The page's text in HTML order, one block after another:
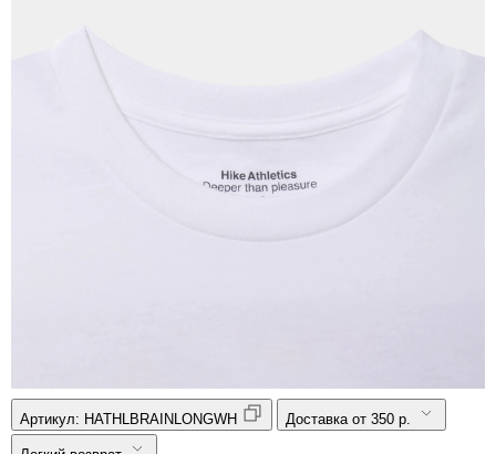
Артикул: HATHLBRAINLONGWH Доставка от 350 р.